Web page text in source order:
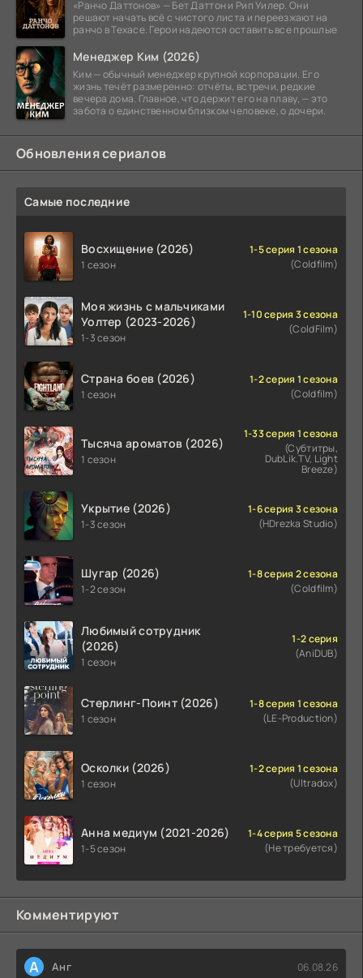
«Ранчо Даттонов» — Бет Даттон и Рип Уилер. Они
решают начать всё с чистого листа и переезжают на
ранчо в Техасе. Герои надеются оставить все прошлые
Менеджер Ким (2026)
Ким — обычный менеджер крупной корпорации. Его
жизнь течёт размеренно: отчёты, встречи, редкие
вечера дома. Главное, что держит его на плаву, — это
забота о единственном близком человеке, о дочери.
Обновления сериалов
Самые последние
Восхищение (2026)
1 сезон
1-5 серия 1 сезона
(Coldfilm)
Моя жизнь с мальчиками
Уолтер (2023-2026)
1-3 сезон
1-10 серия 3 сезона
(ColdFilm)
Страна боев (2026)
1 сезон
1-2 серия 1 сезона
(Coldfilm)
Тысяча ароматов (2026)
1 сезон
1-33 серия 1 сезона
(Субтитры,
DubLik.TV, Light
Breeze)
Укрытие (2026)
1-3 сезон
1-6 серия 3 сезона
(HDrezka Studio)
Шугар (2026)
1-2 сезон
1-8 серия 2 сезона
(Coldfilm)
Любимый сотрудник
(2026)
1 сезон
1-2 серия
(AniDUB)
Стерлинг-Поинт (2026)
1 сезон
1-8 серия 1 сезона
(LE-Production)
Осколки (2026)
1 сезон
1-2 серия 1 сезона
(Ultradox)
Анна медиум (2021-2026)
1-5 сезон
1-4 серия 5 сезона
(Не требуется)
Комментируют
А Анг 06.08.26